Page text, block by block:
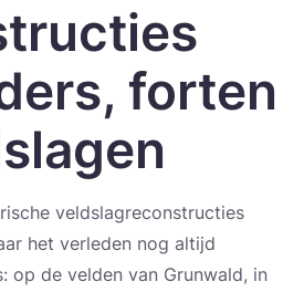
forten
veldslagreconstructies
het verleden nog altijd
op de velden van Grunwald, in